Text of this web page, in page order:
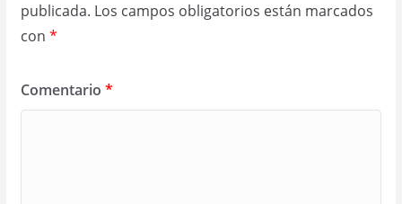
publicada. Los campos obligatorios están marcados
con *
Comentario *